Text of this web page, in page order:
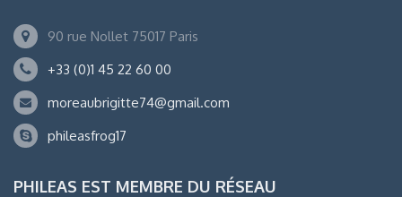
90 rue Nollet 75017 Paris
+33 (0)1 45 22 60 00
moreaubrigitte74@gmail.com
phileasfrog17
PHILEAS EST MEMBRE DU RÉSEAU